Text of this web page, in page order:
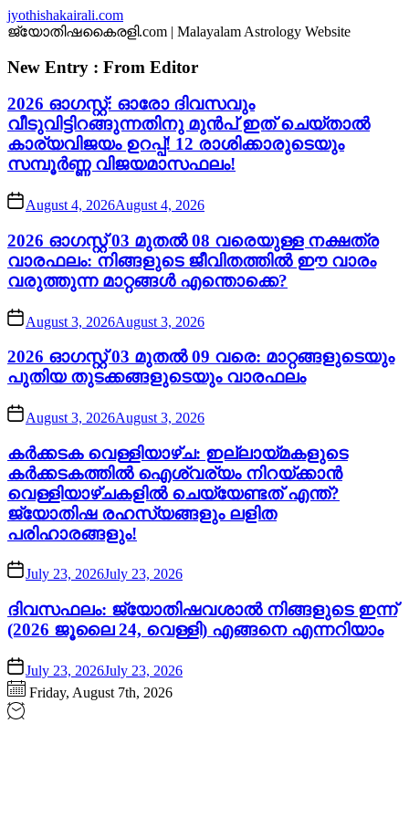
Skip
to
content
jyothishakairali.com
ജ്യോതിഷകൈരളി.com | Malayalam Astrology Website
New Entry : From Editor
2026 ഓഗസ്റ്റ്: ഓരോ ദിവസവും
വീടുവിട്ടിറങ്ങുന്നതിനു മുൻപ് ഇത് ചെയ്താൽ
കാര്യവിജയം ഉറപ്പ്! 12 രാശിക്കാരുടെയും
സമ്പൂർണ്ണ വിജയമാസഫലം!
August 4, 2026August 4, 2026
2026 ഓഗസ്റ്റ് 03 മുതൽ 08 വരെയുള്ള നക്ഷത്ര
വാരഫലം: നിങ്ങളുടെ ജീവിതത്തിൽ ഈ വാരം
വരുത്തുന്ന മാറ്റങ്ങൾ എന്തൊക്കെ?
August 3, 2026August 3, 2026
2026 ഓഗസ്റ്റ് 03 മുതൽ 09 വരെ: മാറ്റങ്ങളുടെയും
പുതിയ തുടക്കങ്ങളുടെയും വാരഫലം
August 3, 2026August 3, 2026
കർക്കടക വെള്ളിയാഴ്ച: ഇല്ലായ്മകളുടെ
കർക്കടകത്തിൽ ഐശ്വര്യം നിറയ്ക്കാൻ
വെള്ളിയാഴ്ചകളിൽ ചെയ്യേണ്ടത് എന്ത്?
ജ്യോതിഷ രഹസ്യങ്ങളും ലളിത
പരിഹാരങ്ങളും!
July 23, 2026July 23, 2026
ദിവസഫലം: ജ്യോതിഷവശാൽ നിങ്ങളുടെ ഇന്ന്‌
(2026 ജൂലൈ 24, വെള്ളി) എങ്ങനെ എന്നറിയാം
July 23, 2026July 23, 2026
Friday, August 7th, 2026